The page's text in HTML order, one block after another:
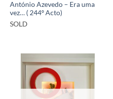
António Azevedo – Era uma
vez… ( 244º Acto)
SOLD